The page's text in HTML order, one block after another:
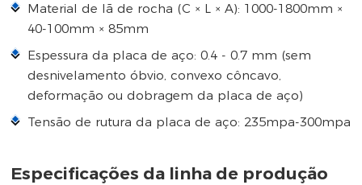
Material de lã de rocha (C × L × A): 1000-1800mm ×
40-100mm × 85mm
Espessura da placa de aço: 0.4 - 0.7 mm (sem
desnivelamento óbvio, convexo côncavo,
deformação ou dobragem da placa de aço)
Tensão de rutura da placa de aço: 235mpa-300mpa
Especificações da linha de produção